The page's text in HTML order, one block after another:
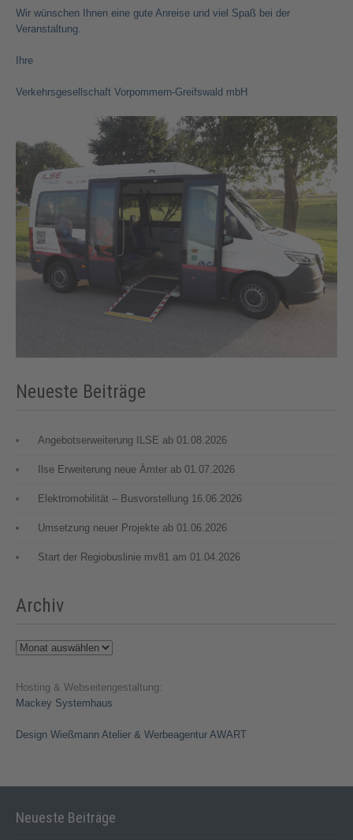
Wir wünschen Ihnen eine gute Anreise und viel Spaß bei der
Veranstaltung.
Ihre
Verkehrsgesellschaft Vorpommern-Greifswald mbH
Neueste Beiträge
Angebotserweiterung ILSE ab 01.08.2026
Ilse Erweiterung neue Ämter ab 01.07.2026
Elektromobilität – Busvorstellung 16.06.2026
Umsetzung neuer Projekte ab 01.06.2026
Start der Regiobuslinie mv81 am 01.04.2026
Archiv
Archiv
Hosting & Webseitengestaltung:
Mackey Systemhaus
Design Wießmann Atelier & Werbeagentur AWART
Neueste Beiträge